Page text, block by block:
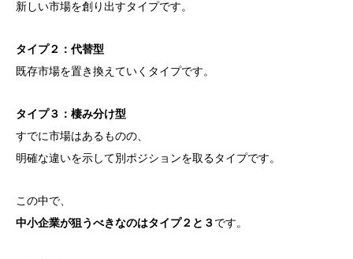
新しい市場を創り出すタイプです。
タイプ２：代替型
既存市場を置き換えていくタイプです。
タイプ３：棲み分け型
すでに市場はあるものの、
明確な違いを示して別ポジションを取るタイプです。
この中で、
中小企業が狙うべきなのはタイプ２と３ です。